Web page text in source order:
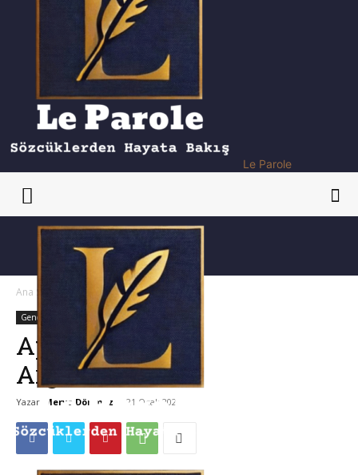
Le Parole
Ana Sayfa Genel
Genel
Apollonios’dan
Argonautika
Yazar Merve Dönmez 21 Ocak 2021